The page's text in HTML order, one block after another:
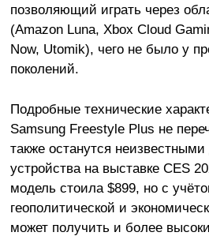
позволяющий играть через
(Amazon Luna, Xbox Cloud
Now, Utomik), чего не было у
поколений.
Подробные технические
Samsung Freestyle Plus не
также останутся
устройства на выставке CES
модель стоила $899, но с
геополитической и
может получить и более